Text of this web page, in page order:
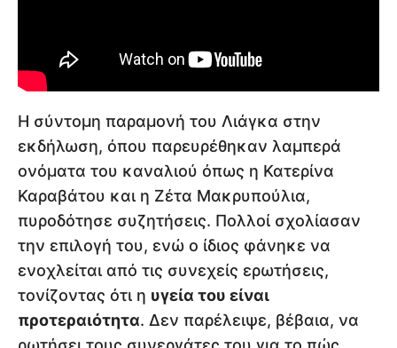
Η σύντομη παραμονή του Λιάγκα στην
εκδήλωση, όπου παρευρέθηκαν λαμπερά
ονόματα του καναλιού όπως η Κατερίνα
Καραβάτου και η Ζέτα Μακρυπούλια,
πυροδότησε συζητήσεις. Πολλοί σχολίασαν
την επιλογή του, ενώ ο ίδιος φάνηκε να
ενοχλείται από τις συνεχείς ερωτήσεις,
τονίζοντας ότι η υγεία του είναι
προτεραιότητα. Δεν παρέλειψε, βέβαια, να